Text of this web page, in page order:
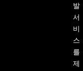
발
서
비
스
를
제